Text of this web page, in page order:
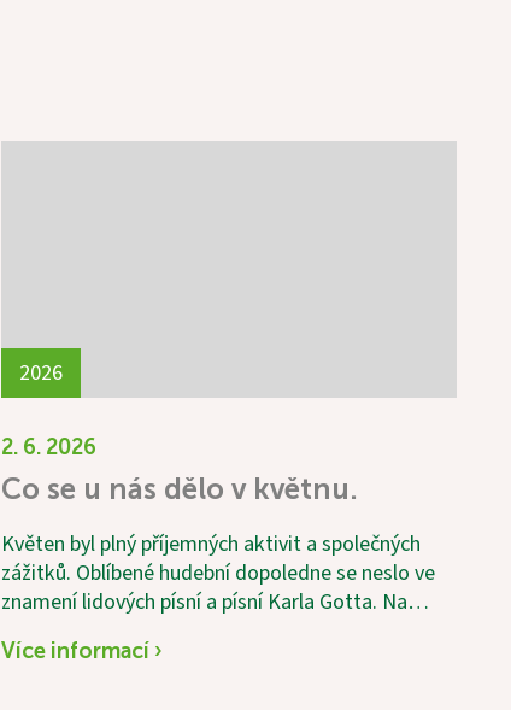
2026
2. 6. 2026
Co se u nás dělo v květnu.
Květen byl plný příjemných aktivit a společných
zážitků. Oblíbené hudební dopoledne se neslo ve
znamení lidových písní a písní Karla Gotta. Na
uživatelka. Jako každý měsíc proběhl také
Více informací ›